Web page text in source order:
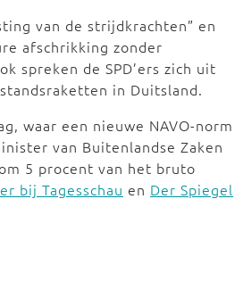
van de strijdkrachten” en
afschrikking zonder
spreken de SPD’ers zich uit
in Duitsland.
waar een nieuwe NAVO-norm
van Buitenlandse Zaken
5 procent van het bruto
bij Tagesschau en Der Spiegel